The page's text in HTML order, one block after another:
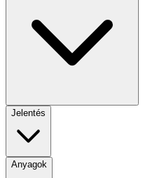
Jelentés
Anyagok